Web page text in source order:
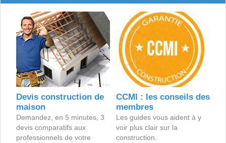
Devis construction de
maison
Demandez, en 5 minutes, 3
devis comparatifs aux
professionnels de votre
CCMI : les conseils des
membres
Les guides vous aident à y
voir plus clair sur la
construction.